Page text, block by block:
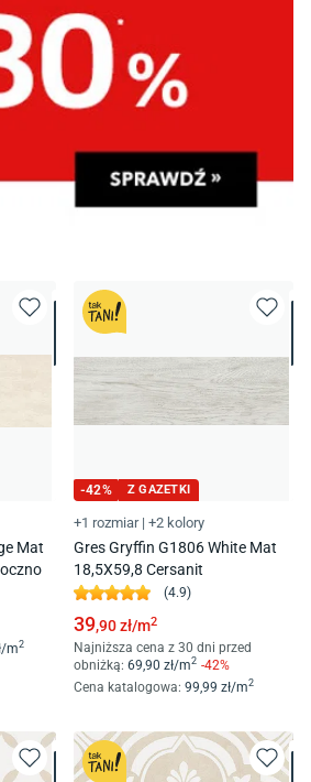
Mat
m2
-42% Z GAZETKI
+1 rozmiar | +2 kolory
Gres Gryffin G1806 White Mat
18,5X59,8 Cersanit
(4.9)
39,90zł/m2
Najniższa cena z 30 dni przed
obniżką: 69,90 zł/m2 -42%
Cena katalogowa: 99,99 zł/m2